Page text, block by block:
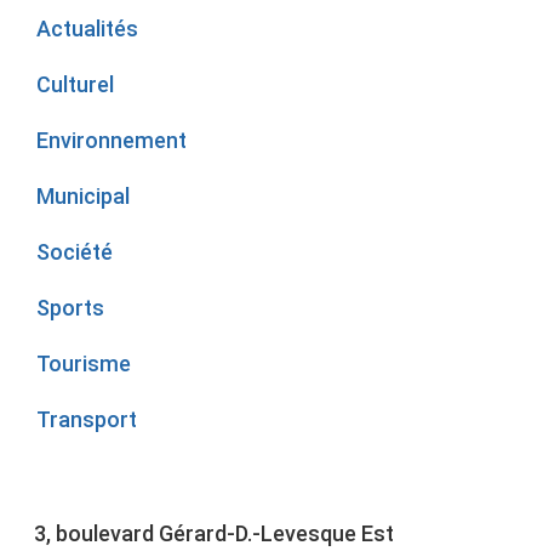
Actualités
Culturel
Environnement
Municipal
Société
Sports
Tourisme
Transport
3, boulevard Gérard-D.-Levesque Est